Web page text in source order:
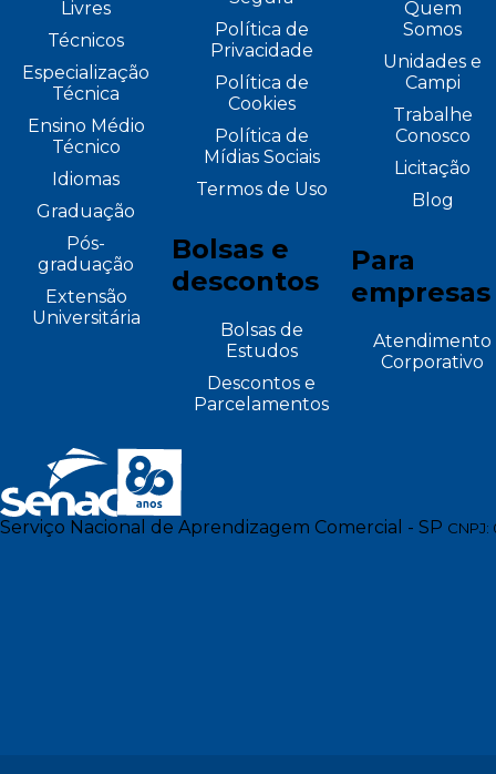
Livres
Técnicos
Especialização
Técnica
Ensino Médio
Técnico
Idiomas
Graduação
Pós-
graduação
Extensão
Universitária
Política de
Privacidade
Política de
Cookies
Política de
Mídias Sociais
Termos de Uso
Bolsas e
descontos
Bolsas de
Estudos
Descontos e
Parcelamentos
Quem
Somos
Unidades e
Campi
Trabalhe
Conosco
Licitação
Blog
Para
empresas
Atendimento
Corporativo
Serviço Nacional de Aprendizagem Comercial - SP